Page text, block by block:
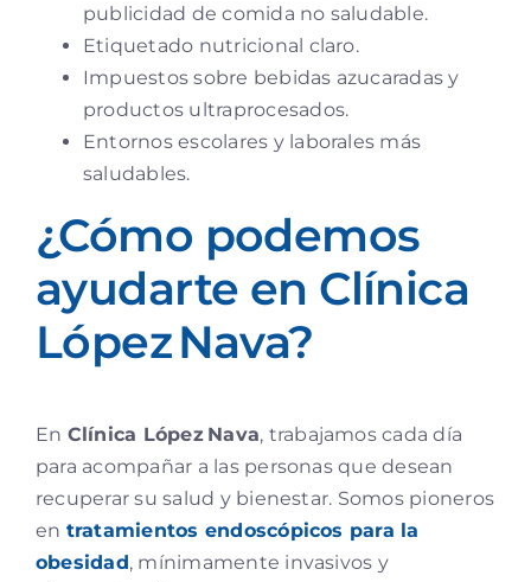
publicidad de comida no saludable.
Etiquetado nutricional claro.
Impuestos sobre bebidas azucaradas y
productos ultraprocesados.
Entornos escolares y laborales más
saludables.
¿Cómo podemos
ayudarte en Clínica
López Nava?
En Clínica López Nava, trabajamos cada día
para acompañar a las personas que desean
recuperar su salud y bienestar. Somos pioneros
en tratamientos endoscópicos para la
obesidad, mínimamente invasivos y